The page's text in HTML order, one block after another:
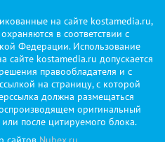
на сайте kostamedia.ru,
в соответствии с
Федерации. Использование
сайте kostamedia.ru допускается
правообладателя и с
на страницу, с которой
должна размещаться
оригинальный
после цитируемого блока.